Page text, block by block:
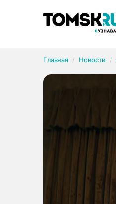
Главная Новости
Рубрики